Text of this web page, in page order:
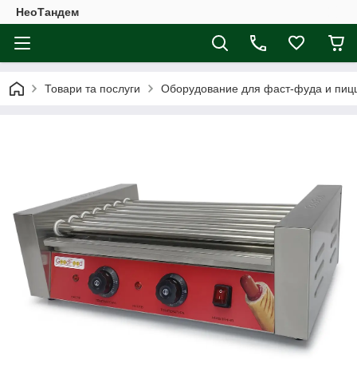
НеоТандем
Товари та послуги Оборудование для фаст-фуда и